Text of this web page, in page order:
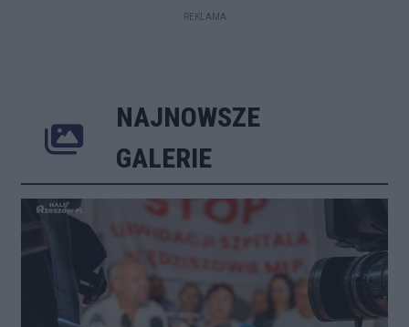
REKLAMA
NAJNOWSZE
GALERIE